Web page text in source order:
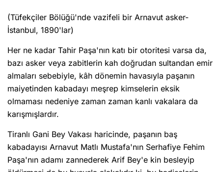
(Tüfekçiler Bölüğü'nde vazifeli bir Arnavut asker-
İstanbul, 1890'lar)
Her ne kadar Tahir Paşa'nın katı bir otoritesi varsa da,
bazı asker veya zabitlerin kah doğrudan sultandan emir
almaları sebebiyle, kâh dönemin havasıyla paşanın
maiyetinden kabadayı meşrep kimselerin eksik
olmaması nedeniye zaman zaman kanlı vakalara da
karışmışlardır.
Tiranlı Gani Bey Vakası haricinde, paşanın baş
kabadayısı Arnavut Matlı Mustafa'nın Serhafiye Fehim
Paşa'nın adamı zannederek Arif Bey'e kin besleyip